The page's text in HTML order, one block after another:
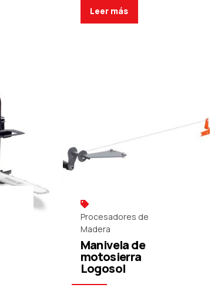
Leer más
Procesadores de
Madera
Manivela de
motosierra
Logosol